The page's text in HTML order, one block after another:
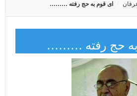
ای قوم به حج رفته ………
به حج رفته ………